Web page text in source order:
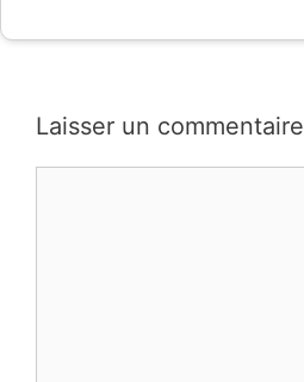
Laisser un commentaire